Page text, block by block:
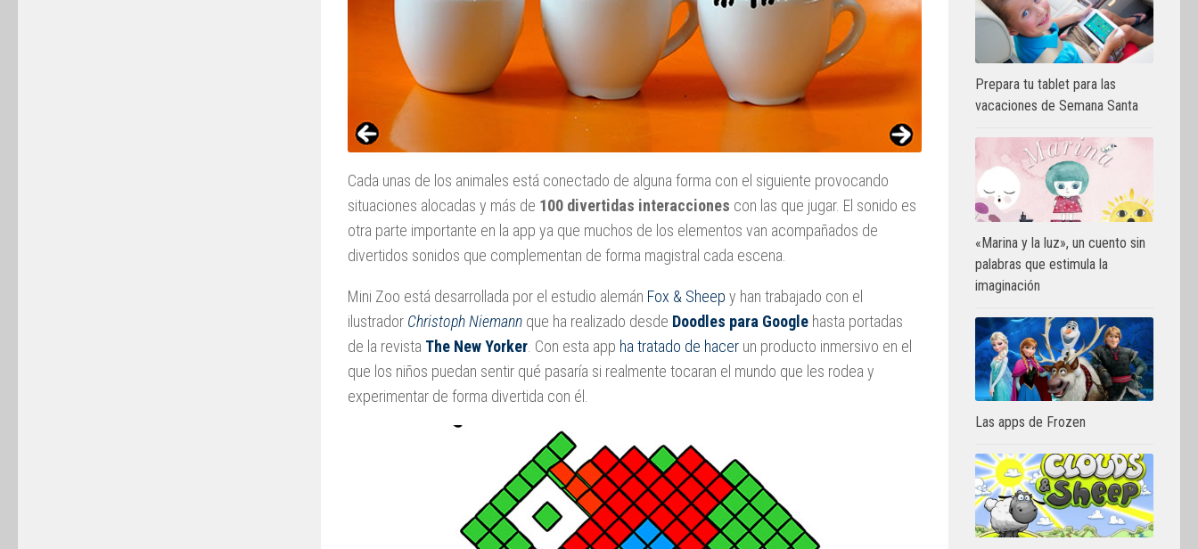
Cada unas de los animales está conectado de alguna forma con el siguiente provocando
situaciones alocadas y más de 100 divertidas interacciones con las que jugar. El sonido es
otra parte importante en la app ya que muchos de los elementos van acompañados de
divertidos sonidos que complementan de forma magistral cada escena.
Mini Zoo está desarrollada por el estudio alemán Fox & Sheep y han trabajado con el
ilustrador Christoph Niemann que ha realizado desde Doodles para Google hasta portadas
de la revista The New Yorker . Con esta app ha tratado de hacer un producto inmersivo en el
que los niños puedan sentir qué pasaría si realmente tocaran el mundo que les rodea y
experimentar de forma divertida con él.
Prepara tu tablet para las
vacaciones de Semana Santa
«Marina y la luz», un cuento sin
palabras que estimula la
imaginación
Las apps de Frozen